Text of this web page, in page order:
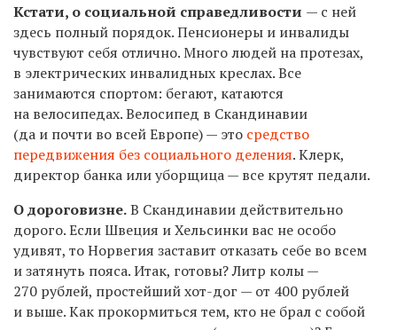
Кстати, о социальной справедливости — с ней
здесь полный порядок. Пенсионеры и инвалиды
чувствуют себя отлично. Много людей на протезах,
в электрических инвалидных креслах. Все
занимаются спортом: бегают, катаются
на велосипедах. Велосипед в Скандинавии
(да и почти во всей Европе) — это средство
передвижения без социального деления. Клерк,
директор банка или уборщица — все крутят педали.
О дороговизне.В Скандинавии действительно
дорого. Если Швеция и Хельсинки вас не особо
удивят, то Норвегия заставит отказать себе во всем
и затянуть пояса. Итак, готовы? Литр колы —
270 рублей, простейший хот-дог — от 400 рублей
и выше. Как прокормиться тем, кто не брал с собой